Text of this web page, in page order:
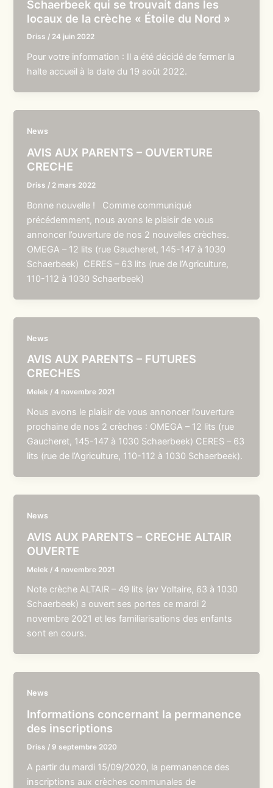
Schaerbeek qui se trouvait dans les
locaux de la crèche « Étoile du Nord »
Driss / 24 juin 2022
Pour votre information : Il a été décidé de fermer la
halte accueil à la date du 19 août 2022.
News
AVIS AUX PARENTS – OUVERTURE
CRECHE
Driss / 2 mars 2022
Bonne nouvelle ! Comme communiqué
précédemment, nous avons le plaisir de vous
annoncer l’ouverture de nos 2 nouvelles crèches.
OMEGA – 12 lits (rue Gaucheret, 145-147 à 1030
Schaerbeek) CERES – 63 lits (rue de l’Agriculture,
110-112 à 1030 Schaerbeek)
News
AVIS AUX PARENTS – FUTURES
CRECHES
Melek /4 novembre 2021
Nous avons le plaisir de vous annoncer l’ouverture
prochaine de nos 2 crèches : OMEGA – 12 lits (rue
Gaucheret, 145-147 à 1030 Schaerbeek) CERES – 63
lits (rue de l’Agriculture, 110-112 à 1030 Schaerbeek).
News
AVIS AUX PARENTS – CRECHE ALTAIR
OUVERTE
Melek /4 novembre 2021
Note crèche ALTAIR – 49 lits (av Voltaire, 63 à 1030
Schaerbeek) a ouvert ses portes ce mardi 2
novembre 2021 et les familiarisations des enfants
sont en cours.
News
Informations concernant la permanence
des inscriptions
Driss / 9 septembre 2020
A partir du mardi 15/09/2020, la permanence des
inscriptions aux crèches communales de